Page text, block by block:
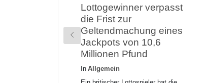
Lottogewinner verpasst
die Frist zur
Geltendmachung eines
Jackpots von 10,6
Millionen Pfund
In Allgemein